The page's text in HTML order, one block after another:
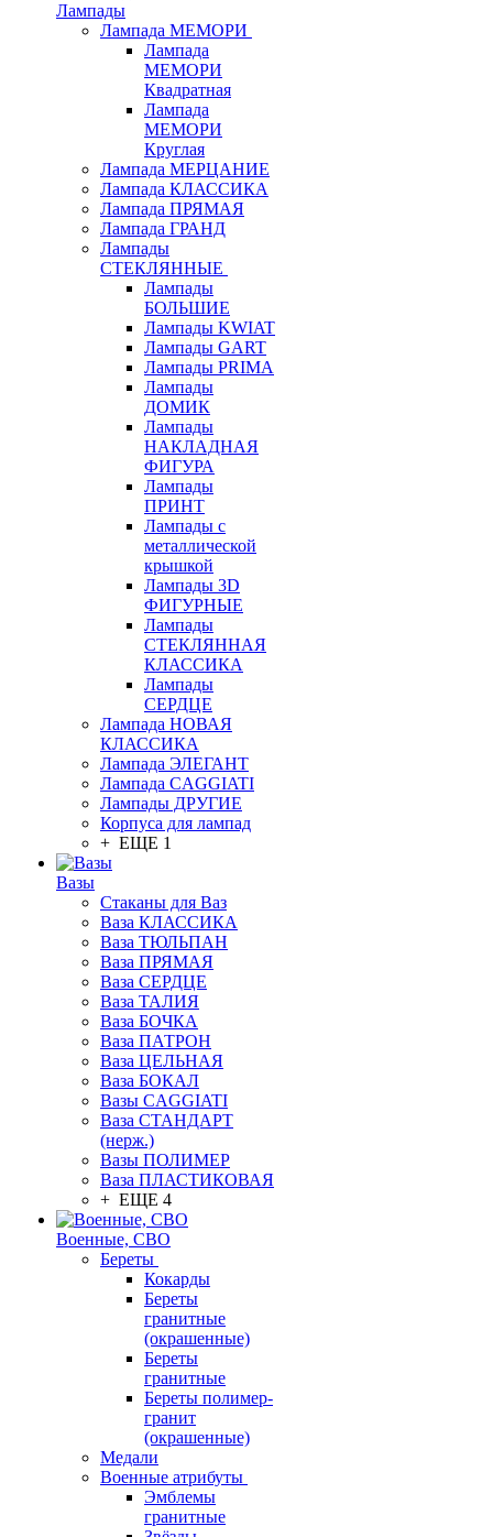
Лампады
Лампада МЕМОРИ
Лампада
МЕМОРИ
Квадратная
Лампада
МЕМОРИ
Круглая
Лампада МЕРЦАНИЕ
Лампада КЛАССИКА
Лампада ПРЯМАЯ
Лампада ГРАНД
Лампады
СТЕКЛЯННЫЕ
Лампады
БОЛЬШИЕ
Лампады KWIAT
Лампады GART
Лампады PRIMA
Лампады
ДОМИК
Лампады
НАКЛАДНАЯ
ФИГУРА
Лампады
ПРИНТ
Лампады с
металлической
крышкой
Лампады 3D
ФИГУРНЫЕ
Лампады
СТЕКЛЯННАЯ
КЛАССИКА
Лампады
СЕРДЦЕ
Лампада НОВАЯ
КЛАССИКА
Лампада ЭЛЕГАНТ
Лампада CAGGIATI
Лампады ДРУГИЕ
Корпуса для лампад
+ ЕЩЕ 1
Вазы
Стаканы для Ваз
Ваза КЛАССИКА
Ваза ТЮЛЬПАН
Ваза ПРЯМАЯ
Ваза СЕРДЦЕ
Ваза ТАЛИЯ
Ваза БОЧКА
Ваза ПАТРОН
Ваза ЦЕЛЬНАЯ
Ваза БОКАЛ
Вазы CAGGIATI
Ваза СТАНДАРТ
(нерж.)
Вазы ПОЛИМЕР
Ваза ПЛАСТИКОВАЯ
+ ЕЩЕ 4
Военные, СВО
Береты
Кокарды
Береты
гранитные
(окрашенные)
Береты
гранитные
Береты полимер-
гранит
(окрашенные)
Медали
Военные атрибуты
Эмблемы
гранитные